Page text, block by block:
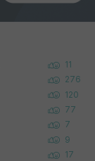
11
276
120
77
7
9
17